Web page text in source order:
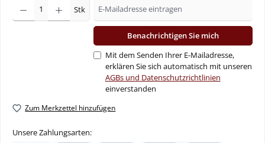
Stk
Benachrichtigen Sie mich
Mit dem Senden Ihrer E-Mailadresse,
erklären Sie sich automatisch mit unseren
AGBs und Datenschutzrichtlinien
einverstanden
Zum Merkzettel hinzufügen
Unsere Zahlungsarten: